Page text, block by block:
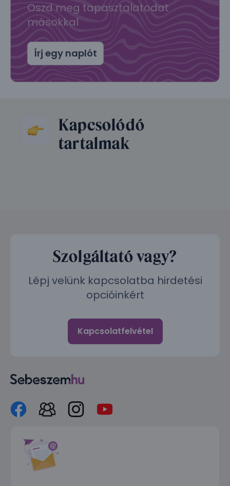
Oszd meg tapasztalatodat
másokkal
Írj egy naplót
Kapcsolódó
tartalmak
Szolgáltató vagy?
Lépj velünk kapcsolatba hirdetési
opcióinkért
Kapcsolatfelvétel